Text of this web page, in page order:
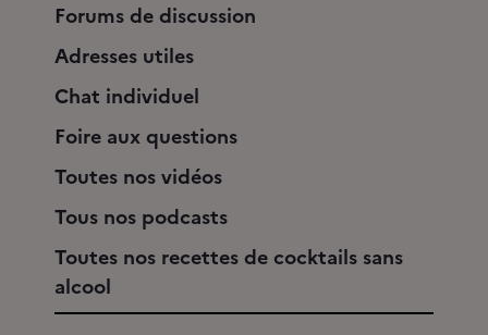
Forums de discussion
Adresses utiles
Chat individuel
Foire aux questions
Toutes nos vidéos
Tous nos podcasts
Toutes nos recettes de cocktails sans
alcool